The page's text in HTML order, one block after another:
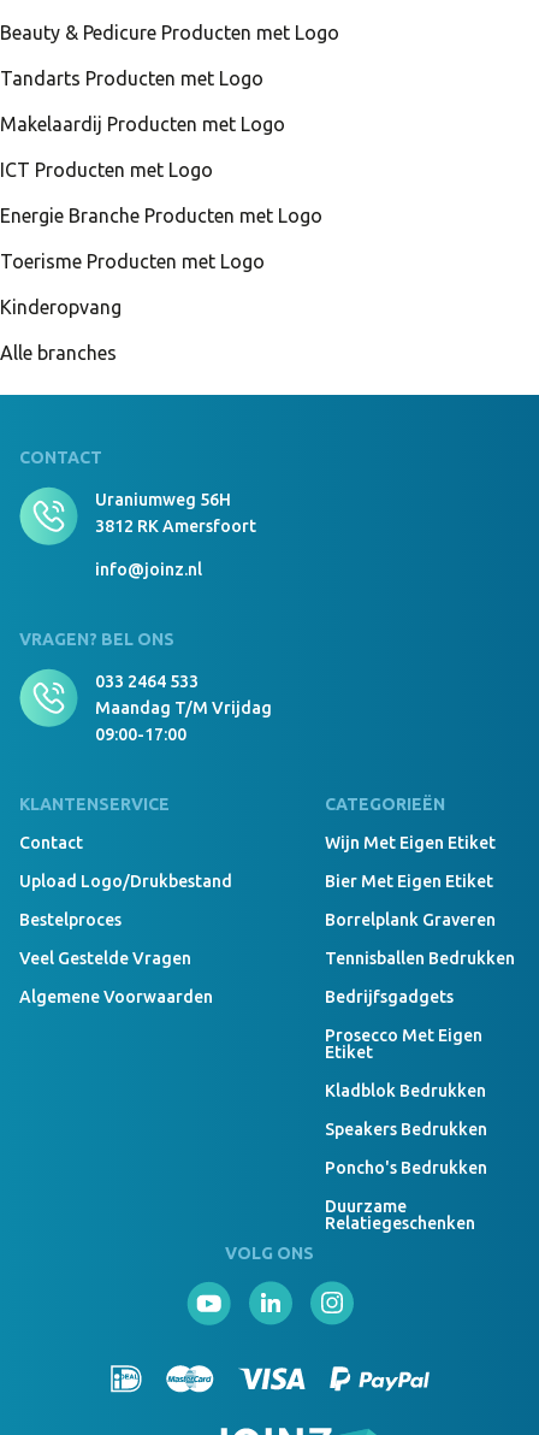
Beauty & Pedicure Producten met Logo
Tandarts Producten met Logo
Makelaardij Producten met Logo
ICT Producten met Logo
Energie Branche Producten met Logo
Toerisme Producten met Logo
Kinderopvang
Alle branches
CONTACT
Uraniumweg 56H
3812 RK Amersfoort
info@joinz.nl
VRAGEN? BEL ONS
033 2464 533
Maandag T/m Vrijdag
09:00-17:00
KLANTENSERVICE
Contact
Upload Logo/drukbestand
Bestelproces
Veel Gestelde Vragen
Algemene Voorwaarden
CATEGORIEËN
Wijn Met Eigen Etiket
Bier Met Eigen Etiket
Borrelplank Graveren
Tennisballen Bedrukken
Bedrijfsgadgets
Prosecco Met Eigen
Etiket
Kladblok Bedrukken
Speakers Bedrukken
Poncho's Bedrukken
Duurzame
Relatiegeschenken
VOLG ONS